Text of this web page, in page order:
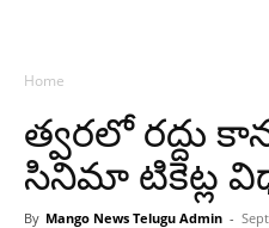
Home
త్వరలో రద్దు
సినిమా టికెట్ల
By Mango News Telugu Admin -